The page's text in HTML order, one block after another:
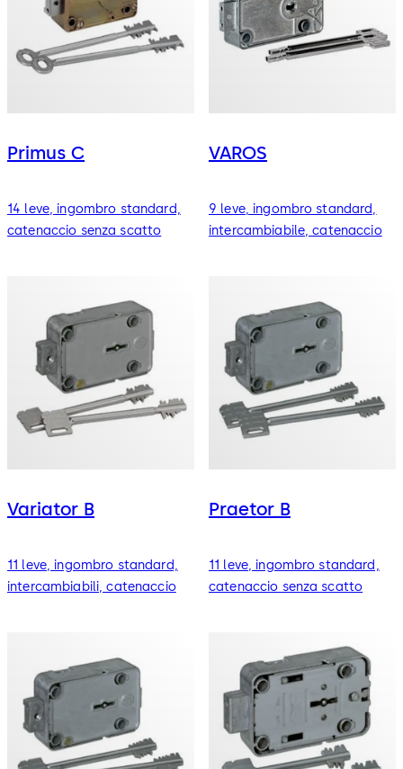
Primus C
14 leve, ingombro standard,
catenaccio senza scatto
VAROS
9 leve, ingombro standard,
intercambiabile, catenaccio
Variator B
11 leve, ingombro standard,
intercambiabili, catenaccio
Praetor B
11 leve, ingombro standard,
catenaccio senza scatto